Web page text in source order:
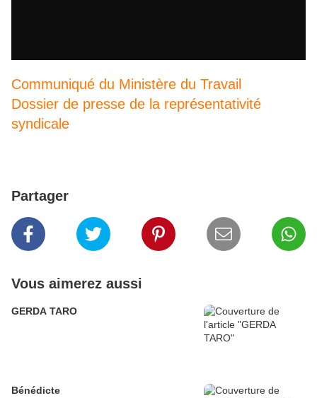
Communiqué du Ministère du Travail
Dossier de presse de la représentativité
syndicale
Partager
Vous aimerez aussi
GERDA TARO
Bénédicte